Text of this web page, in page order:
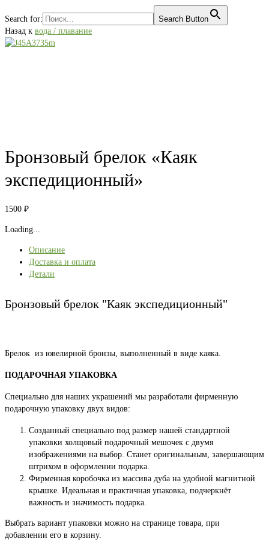
Search for:
Search Button
Назад к вода / плавание
Бронзовый брелок «Каяк
экспедиционный»
1500 ₽
Loading...
Описание
Доставка и оплата
Детали
Бронзовый брелок "Каяк экспедиционный"
Брелок из ювелирной бронзы, выполненный в виде каяка.
ПОДАРОЧНАЯ УПАКОВКА
Специально для наших украшений мы разработали фирменную
подарочную упаковку двух видов:
Созданный специально под размер нашей стандартной
упаковки холщовый подарочный мешочек с двумя
изображениями на выбор. Станет оригинальным, завершающим
штрихом в оформлении подарка.
Фирменная коробочка из массива дуба на удобной магнитной
крышке. Идеальная и практичная упаковка, подчеркнёт
важность и значимость подарка.
Выбрать вариант упаковки можно на странице товара, при
добавлении его в корзину.